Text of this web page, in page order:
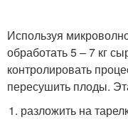
Используя
обработать 5 – 7 кг
контролировать
пересушить плоды.
разложить на